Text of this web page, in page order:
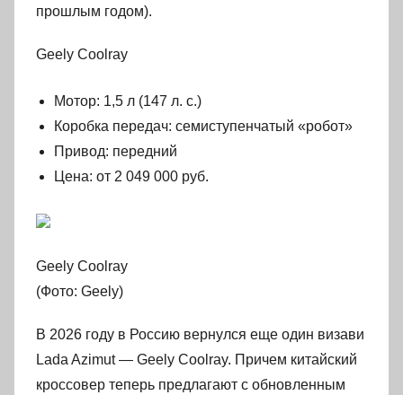
прошлым годом).
Geely Coolray
Мотор: 1,5 л (147 л. с.)
Коробка передач: семиступенчатый «робот»
Привод: передний
Цена: от 2 049 000 руб.
Geely Coolray
(Фото: Geely)
В 2026 году в Россию вернулся еще один визави
Lada Azimut — Geely Coolray. Причем китайский
кроссовер теперь предлагают с обновленным